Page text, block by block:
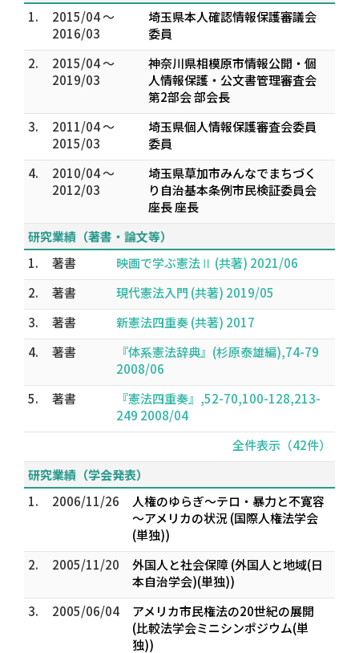
1.
2015/04 ～
2016/03
埼玉県本人確認情報保護審議会
委員
2.
2015/04 ～
2019/03
神奈川県相模原市情報公開・個
人情報保護・公文書管理審査会
第2部会 部会長
3.
2011/04 ～
2015/03
埼玉県個人情報保護審査会委員
委員
4.
2010/04 ～
2012/03
埼玉県草加市みんなでまちづく
り自治基本条例市民検証委員会
座長 座長
研究業績（著書・論文等）
1.
著書
映画で学ぶ憲法Ⅱ (共著) 2021/06
2.
著書
現代憲法入門 (共著) 2019/05
3.
著書
新憲法四重奏 (共著) 2017
4.
著書
『体系憲法辞典』(杉原泰雄編),74-79
2008/06
5.
著書
『憲法四重奏』,52-70,100-128,213-
249 2008/04
全件表示（42件）
研究業績（学会発表）
1.
2006/11/26
人権のゆらぎ～テロ・暴力と不寛容
～アメリカの状況 (国際人権法学会
(単独))
2.
2005/11/20
外国人と社会保障 (外国人と地域(日
本自治学会)(単独))
3.
2005/06/04
アメリカ市民権法の20世紀の展開
(比較法学会ミニシンポジウム(単
独))